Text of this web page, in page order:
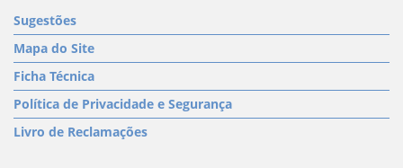
Sugestões
Mapa do Site
Ficha Técnica
Política de Privacidade e Segurança
Livro de Reclamações